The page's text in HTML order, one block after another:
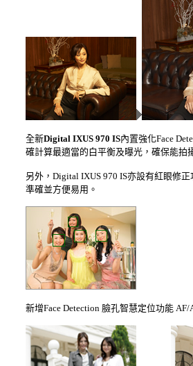
全新Digital IXUS 970 IS內置強化Face
確計算最適當的白平衡及曝光，確保能拍
另外，Digital IXUS 970 IS亦設有紅眼修
準確並方便易用。
新增Face Detection 臉孔智慧定位功能 AF/